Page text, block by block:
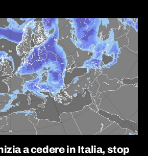
a cedere in Italia, stop